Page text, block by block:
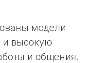
модели
и высокую
и общения.